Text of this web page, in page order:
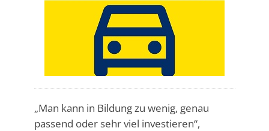
„Man kann in Bildung zu wenig, genau
passend oder sehr viel investieren“,